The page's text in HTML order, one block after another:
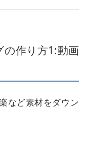
作り方1:動画
など素材をダウン